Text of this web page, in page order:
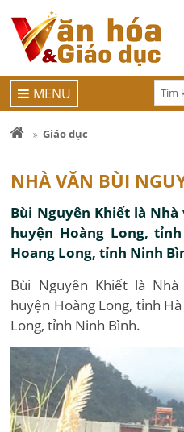
MENU
Giáo dục
NHÀ VĂN BÙI
Bùi Nguyên Khiết là
huyện Hoàng Long,
Hoang Long, tỉnh Ninh
Bùi Nguyên Khiết là
huyện Hoàng Long, tỉnh
Long, tỉnh Ninh Bình.